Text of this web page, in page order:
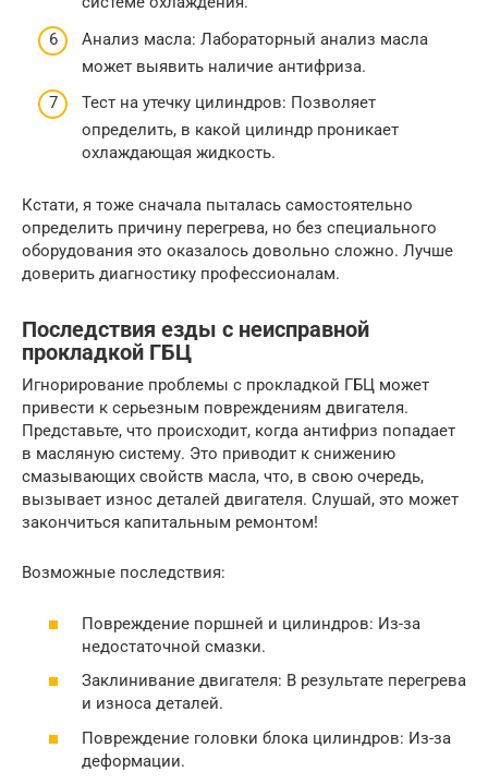
Анализ масла: Лабораторный анализ масла
может выявить наличие антифриза.
Тест на утечку цилиндров: Позволяет
определить, в какой цилиндр проникает
охлаждающая жидкость.
Кстати, я тоже сначала пыталась самостоятельно
определить причину перегрева, но без специального
оборудования это оказалось довольно сложно. Лучше
доверить диагностику профессионалам.
Последствия езды с неисправной
прокладкой ГБЦ
Игнорирование проблемы с прокладкой ГБЦ может
привести к серьезным повреждениям двигателя.
Представьте, что происходит, когда антифриз попадает
в масляную систему. Это приводит к снижению
смазывающих свойств масла, что, в свою очередь,
вызывает износ деталей двигателя. Слушай, это может
закончиться капитальным ремонтом!
Возможные последствия:
Повреждение поршней и цилиндров: Из-за
недостаточной смазки.
Заклинивание двигателя: В результате перегрева
и износа деталей.
Повреждение головки блока цилиндров: Из-за
деформации.